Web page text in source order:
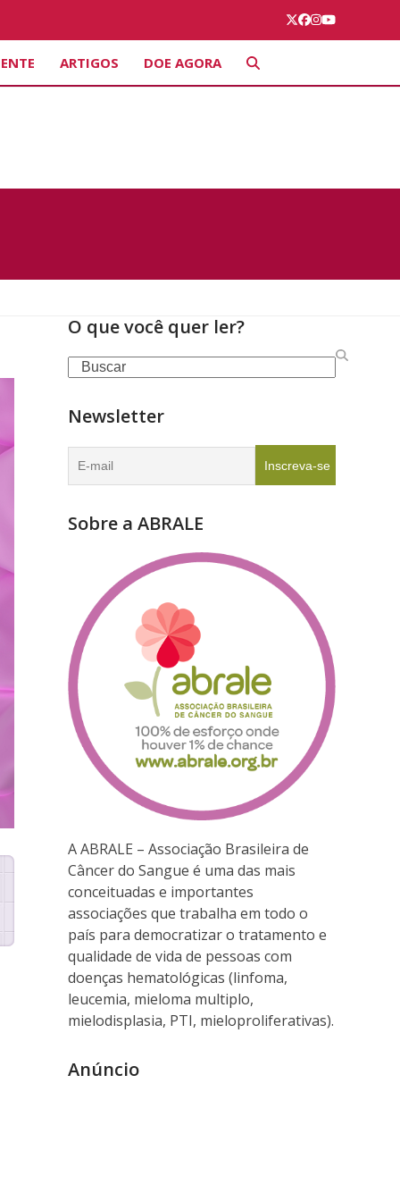
Twitter
Facebook
Instagram
YouTube
ARTIGOS DOE AGORA
O que você quer ler?
Search
Newsletter
Sobre a ABRALE
A ABRALE – Associação Brasileira de
Câncer do Sangue é uma das mais
conceituadas e importantes
associações que trabalha em todo o
país para democratizar o tratamento e
qualidade de vida de pessoas com
doenças hematológicas (linfoma,
leucemia, mieloma multiplo,
mielodisplasia, PTI, mieloproliferativas).
Anúncio